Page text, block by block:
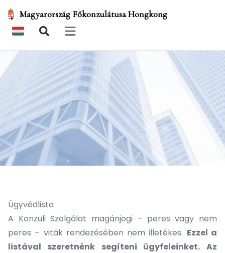
Magyarország Főkonzulátusa Hongkong
Open main menu
Ügyvédlista
A Konzuli Szolgálat magánjogi – peres vagy nem
peres – viták rendezésében nem illetékes. Ezzel a
listával szeretnénk segíteni ügyfeleinket. Az